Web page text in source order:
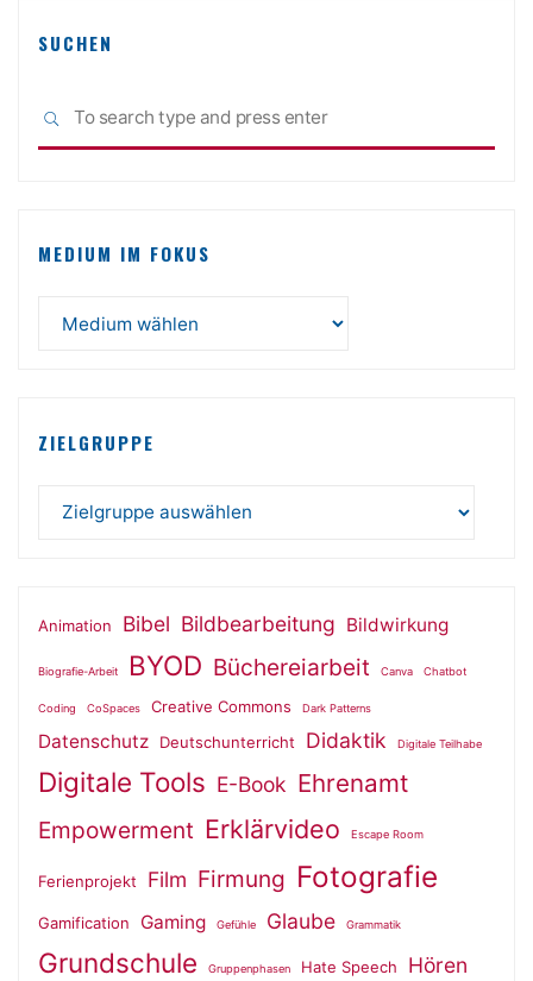
SUCHEN
SEARCH
MEDIUM IM FOKUS
ZIELGRUPPE
Animation Bibel Bildbearbeitung Bildwirkung
Biografie-Arbeit BYOD Büchereiarbeit Canva Chatbot
Coding CoSpaces Creative Commons Dark Patterns
Datenschutz Deutschunterricht Didaktik Digitale Teilhabe
Digitale Tools E-Book Ehrenamt
Empowerment Erklärvideo Escape Room
Ferienprojekt Film Firmung Fotografie
Gamification Gaming Gefühle Glaube Grammatik
Grundschule Gruppenphasen Hate Speech Hören